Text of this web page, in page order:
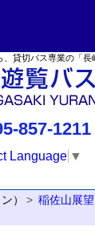
、貸切バス専業の「長
857-1211
Language ▼
）
稲佐山展